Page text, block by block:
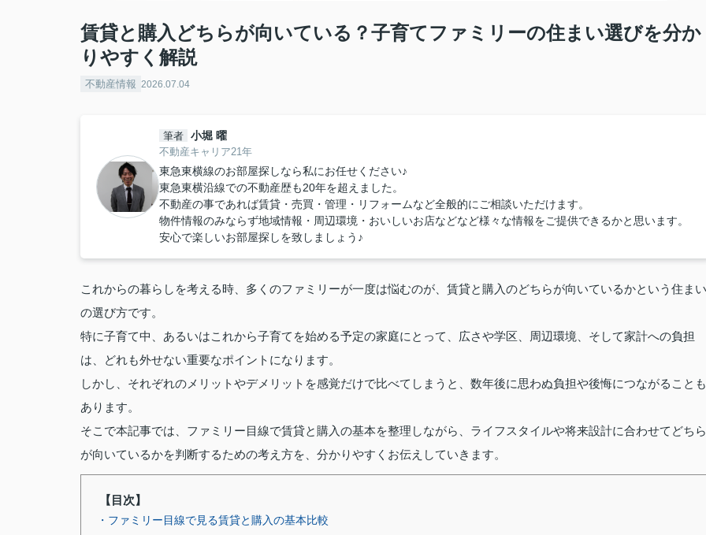
賃貸と購入どちらが向いている？子育てファミリーの住まい選びを分か
りやすく解説
不動産情報 2026.07.04
筆者 小堀 曜
不動産キャリア21年
東急東横線のお部屋探しなら私にお任せください♪
東急東横沿線での不動産歴も20年を超えました。
不動産の事であれば賃貸・売買・管理・リフォームなど全般的にご相談いただけます。
物件情報のみならず地域情報・周辺環境・おいしいお店などなど様々な情報をご提供できるかと思います。
安心で楽しいお部屋探しを致しましょう♪
これからの暮らしを考える時、多くのファミリーが一度は悩むのが、賃貸と購入のどちらが向いているかという住まい
の選び方です。
特に子育て中、あるいはこれから子育てを始める予定の家庭にとって、広さや学区、周辺環境、そして家計への負担
は、どれも外せない重要なポイントになります。
しかし、それぞれのメリットやデメリットを感覚だけで比べてしまうと、数年後に思わぬ負担や後悔につながることも
あります。
そこで本記事では、ファミリー目線で賃貸と購入の基本を整理しながら、ライフスタイルや将来設計に合わせてどちら
が向いているかを判断するための考え方を、分かりやすくお伝えしていきます。
【目次】
・ファミリー目線で見る賃貸と購入の基本比較